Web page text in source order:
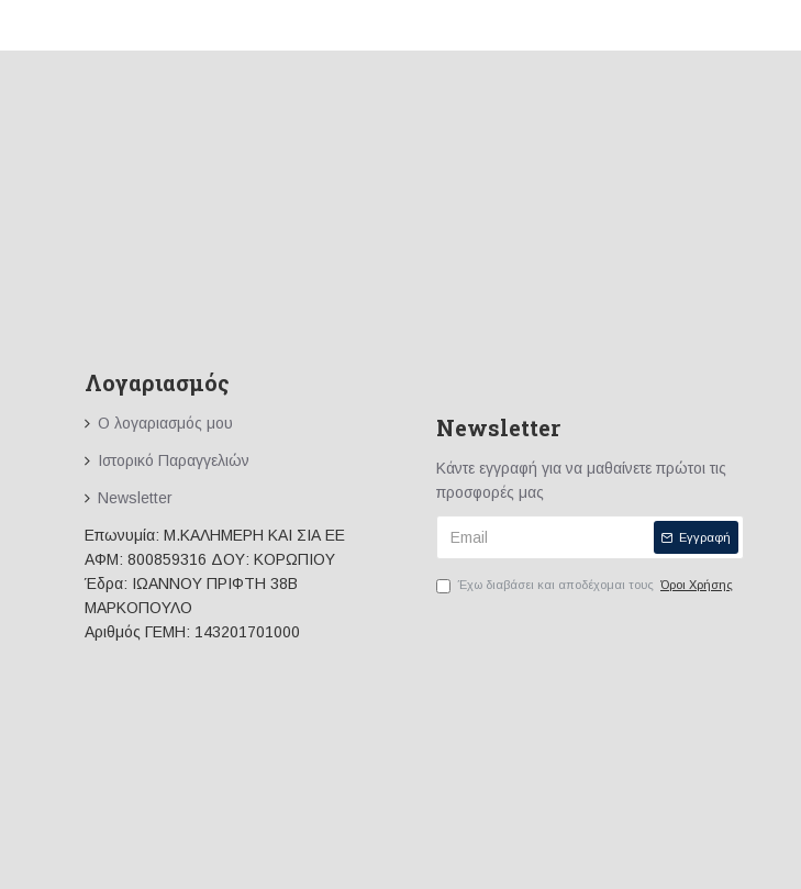
Λογαριασμός
Ο λογαριασμός μου
Ιστορικό Παραγγελιών
Newsletter
Επωνυμία: Μ.ΚΑΛΗΜΕΡΗ ΚΑΙ ΣΙΑ ΕΕ
ΑΦΜ: 800859316 ΔΟΥ: ΚΟΡΩΠΙΟΥ
Έδρα: ΙΩΑΝΝΟΥ ΠΡΙΦΤΗ 38Β
ΜΑΡΚΟΠΟΥΛΟ
Αριθμός ΓΕΜΗ: 143201701000
Newsletter
Κάντε εγγραφή για να μαθαίνετε πρώτοι τις
προσφορές μας
Εγγραφή
Έχω διαβάσει και αποδέχομαι τους Όροι Χρήσης